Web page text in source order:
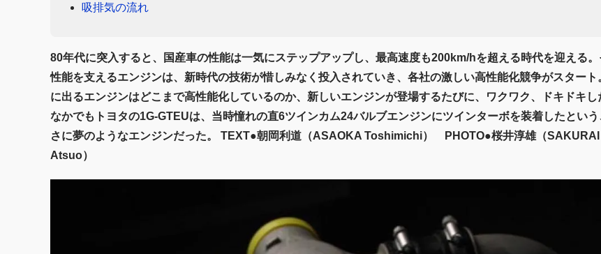
吸排気の流れ
80年代に突入すると、国産車の性能は一気にステップアップし、最高速度も200km/hを超える時代を迎える
性能を支えるエンジンは、新時代の技術が惜しみなく投入されていき、各社の激しい高性能化競争がスタート
に出るエンジンはどこまで高性能化しているのか、新しいエンジンが登場するたびに、ワクワク、ドキドキし
なかでもトヨタの1G-GTEUは、当時憧れの直6ツインカム24バルブエンジンにツインターボを装着したという
さに夢のようなエンジンだった。 TEXT●朝岡利道（ASAOKA Toshimichi） PHOTO●桜井淳雄（SAKURAI
Atsuo）